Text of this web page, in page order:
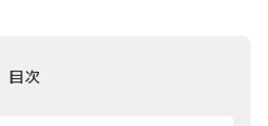
目次